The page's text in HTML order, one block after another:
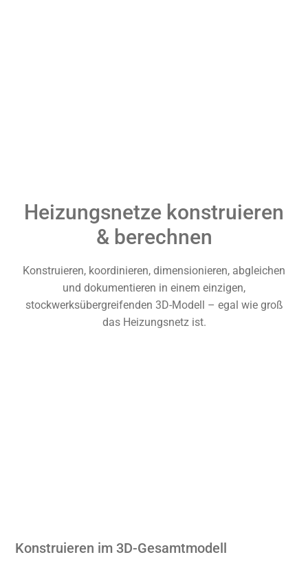
Heizungsnetze konstruieren
& berechnen
Konstruieren, koordinieren, dimensionieren, abgleichen
und dokumentieren in einem einzigen,
stockwerksübergreifenden 3D-Modell – egal wie groß
das Heizungsnetz ist.
Konstruieren im 3D-Gesamtmodell